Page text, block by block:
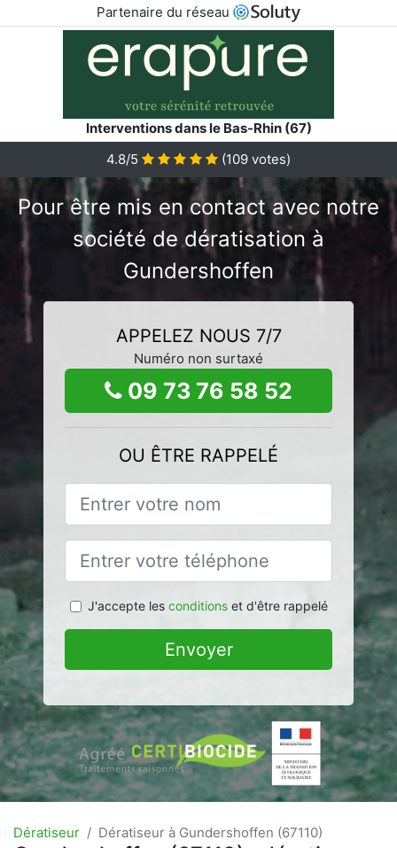
Partenaire du réseau
Interventions dans le Bas-Rhin (67)
4.8/5
(109 votes)
Pour être mis en contact avec notre
société de dératisation à
Gundershoffen
APPELEZ NOUS 7/7
Numéro non surtaxé
09 73 76 58 52
OU ÊTRE RAPPELÉ
J'accepte les conditionset d'être rappelé
Envoyer
Dératiseur Dératiseur à Gundershoffen (67110)